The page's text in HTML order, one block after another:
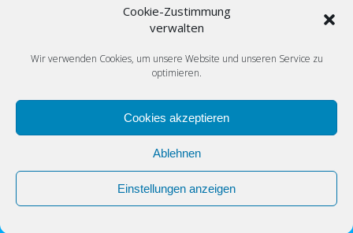
Cookie-Zustimmung
verwalten
Wir verwenden Cookies, um unsere Website und unseren Service zu
optimieren.
Cookies akzeptieren
Ablehnen
Einstellungen anzeigen
Möchten Sie mehr zu dem Ablauf einer Wertermittlung erfahren?
© 2026 SEDOPLAN.de Immobilienbewertung Düsseldorf. Erstellt